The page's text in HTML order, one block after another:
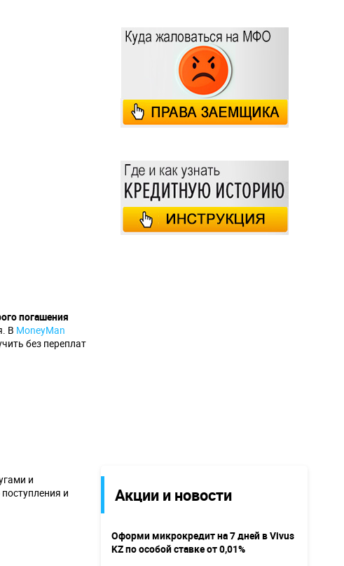
Акции и новости
Оформи микрокредит на 7 дней в Vivus
KZ по особой ставке от 0,01%
погашения
В MoneyMan
без переплат
и
и